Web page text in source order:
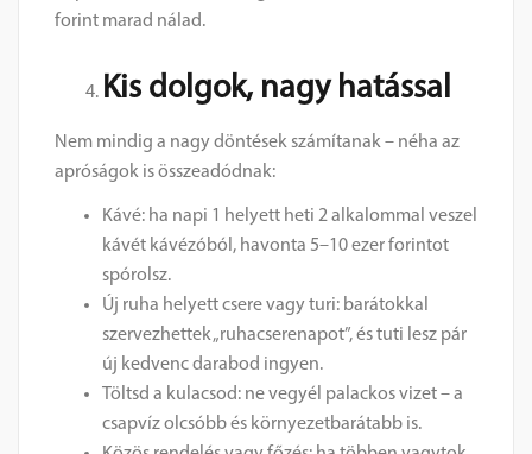
forint marad nálad.
Kis dolgok, nagy hatással
Nem mindig a nagy döntések számítanak – néha az
apróságok is összeadódnak:
Kávé: ha napi 1 helyett heti 2 alkalommal veszel
kávét kávézóból, havonta 5–10 ezer forintot
spórolsz.
Új ruha helyett csere vagy turi: barátokkal
szervezhettek „ruhacserenapot”, és tuti lesz pár
új kedvenc darabod ingyen.
Töltsd a kulacsod: ne vegyél palackos vizet – a
csapvíz olcsóbb és környezetbarátabb is.